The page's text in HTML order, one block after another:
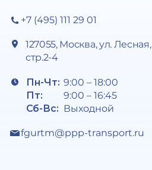
+7 (495) 111 29 01
127055, Москва, ул. Лесная,
стр.2-4
Пн-Чт:
Пт:
Сб-Вс:
9:00 – 18:00
9:00 – 16:45
Выходной
fgurtm@ppp-transport.ru